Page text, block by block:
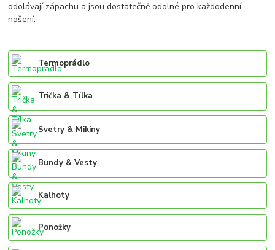
odolávají zápachu a jsou dostatečně odolné pro každodenní
nošení.
Termoprádlo
Trička & Tílka
Svetry & Mikiny
Bundy & Vesty
Kalhoty
Ponožky